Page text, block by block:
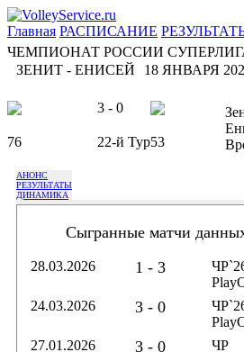
Главная РАСПИСАНИЕ
ЧЕМПИОНАТ РОССИИ
ЗЕНИТ - ЕНИСЕЙ
18 ЯНВАРЯ
3 - 0
76 22-й Тур53
АНОНС
РЕЗУЛЬТАТЫ
ДИНАМИКА
Сыгранные матчи
28.03.2026 1 - 3
24.03.2026
3 - 0
27.01.2026
3 - 0
ЧР